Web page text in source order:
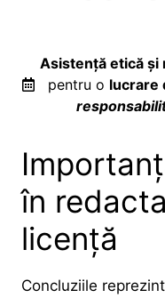
Asistență etică și
pentru o lucrare
în
licență
Concluziile